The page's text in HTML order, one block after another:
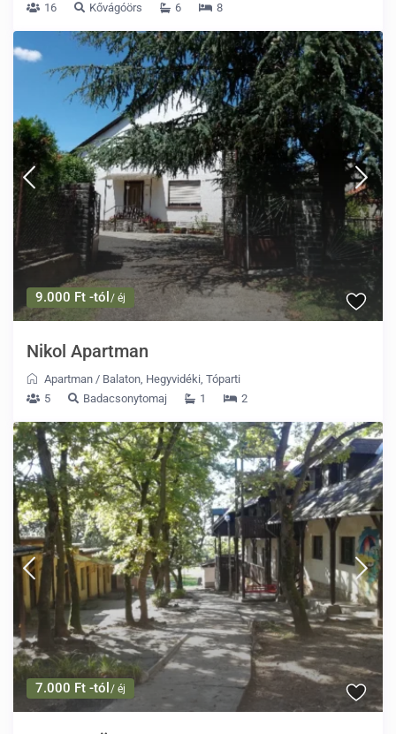
16
Kővágóörs 6 8
9.000 Ft -tól / éj
Nikol Apartman
Apartman / Balaton Hegyvidéki ,Tóparti
5
Badacsonytomaj 1 2
7.000 Ft -tól / éj